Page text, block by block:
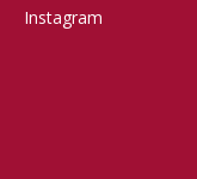
Instagram